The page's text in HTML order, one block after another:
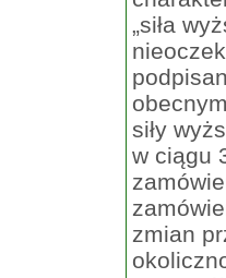
„siła
siły
w ciągu
zmian